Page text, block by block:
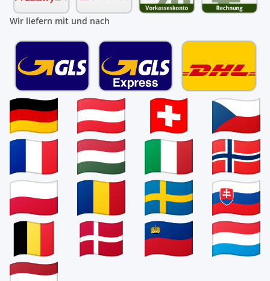
Wir liefern mit und nach